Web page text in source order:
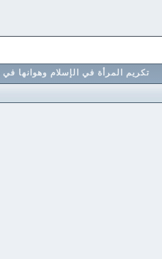
تكريم المرأة في الإسلام وهوانها في